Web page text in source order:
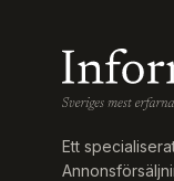
Ett